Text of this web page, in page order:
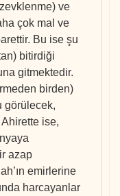
ve
çok mal ve
Bu ise şu
bitirdiği
gitmektedir.
birden)
görülecek,
ise,
azap
emirlerine
harcayanlar